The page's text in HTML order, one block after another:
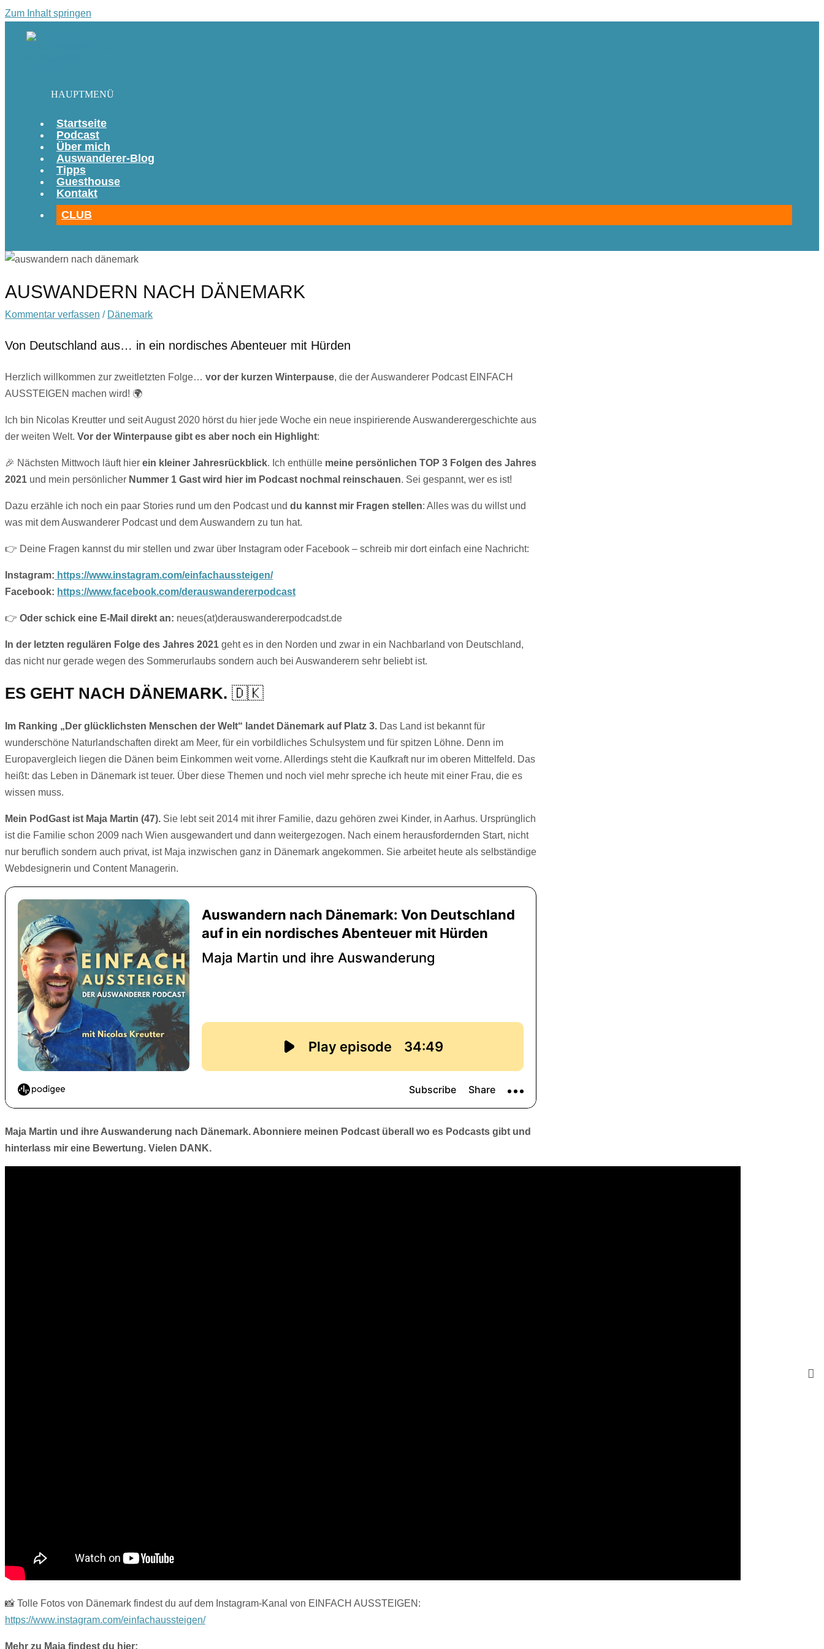
Zum Inhalt springen
HAUPTMENÜ
Startseite
Podcast
Über mich
Auswanderer-Blog
Tipps
Guesthouse
Kontakt
CLUB
AUSWANDERN NACH DÄNEMARK
Kommentar verfassen / Dänemark
Von Deutschland aus… in ein nordisches Abenteuer mit Hürden
Herzlich willkommen zur zweitletzten Folge… vor der kurzen Winterpause, die der Auswanderer Podcast EINFACH
AUSSTEIGEN machen wird! 🌍
Ich bin Nicolas Kreutter und seit August 2020 hörst du hier jede Woche ein neue inspirierende Auswanderergeschichte aus
der weiten Welt. Vor der Winterpause gibt es aber noch ein Highlight:
🎉 Nächsten Mittwoch läuft hier ein kleiner Jahresrückblick. Ich enthülle meine persönlichen TOP 3 Folgen des Jahres
2021 und mein persönlicher Nummer 1 Gast wird hier im Podcast nochmal reinschauen. Sei gespannt, wer es ist!
Dazu erzähle ich noch ein paar Stories rund um den Podcast und du kannst mir Fragen stellen: Alles was du willst und
was mit dem Auswanderer Podcast und dem Auswandern zu tun hat.
👉 Deine Fragen kannst du mir stellen und zwar über Instagram oder Facebook – schreib mir dort einfach eine Nachricht:
Instagram: https://www.instagram.com/einfachaussteigen/
Facebook: https://www.facebook.com/derauswandererpodcast
👉 Oder schick eine E-Mail direkt an: neues(at)derauswandererpodcadst.de
In der letzten regulären Folge des Jahres 2021 geht es in den Norden und zwar in ein Nachbarland von Deutschland,
das nicht nur gerade wegen des Sommerurlaubs sondern auch bei Auswanderern sehr beliebt ist.
ES GEHT NACH DÄNEMARK. 🇩🇰
Im Ranking „Der glücklichsten Menschen der Welt“ landet Dänemark auf Platz 3. Das Land ist bekannt für
wunderschöne Naturlandschaften direkt am Meer, für ein vorbildliches Schulsystem und für spitzen Löhne. Denn im
Europavergleich liegen die Dänen beim Einkommen weit vorne. Allerdings steht die Kaufkraft nur im oberen Mittelfeld. Das
heißt: das Leben in Dänemark ist teuer. Über diese Themen und noch viel mehr spreche ich heute mit einer Frau, die es
wissen muss.
Mein PodGast ist Maja Martin (47). Sie lebt seit 2014 mit ihrer Familie, dazu gehören zwei Kinder, in Aarhus. Ursprünglich
ist die Familie schon 2009 nach Wien ausgewandert und dann weitergezogen. Nach einem herausfordernden Start, nicht
nur beruflich sondern auch privat, ist Maja inzwischen ganz in Dänemark angekommen. Sie arbeitet heute als selbständige
Webdesignerin und Content Managerin.
Maja Martin und ihre Auswanderung nach Dänemark. Abonniere meinen Podcast überall wo es Podcasts gibt und
hinterlass mir eine Bewertung. Vielen DANK.
📸 Tolle Fotos von Dänemark findest du auf dem Instagram-Kanal von EINFACH AUSSTEIGEN:
https://www.instagram.com/einfachaussteigen/
Mehr zu Maja findest du hier: